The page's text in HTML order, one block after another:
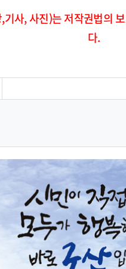
사, 사진)는 저작권법의
다.